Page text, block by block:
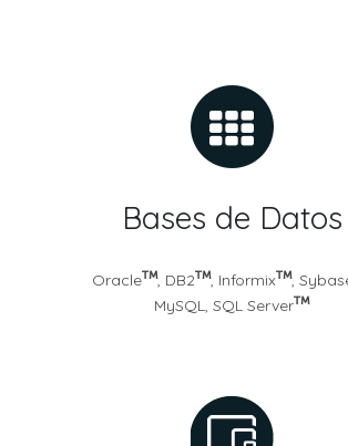
Bases de Datos
Oracle , DB2 , Informix ,
MySQL, SQL Server